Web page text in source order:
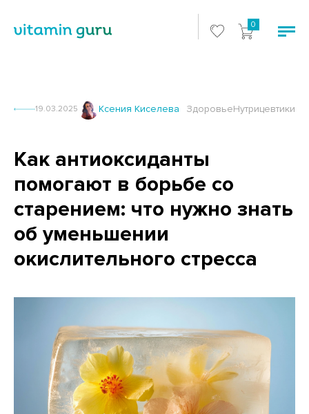
0
19.03.2025 Ксения Киселева ЗдоровьеНутрицевтики
Как антиоксиданты
помогают в борьбе со
старением: что нужно знать
об уменьшении
окислительного стресса